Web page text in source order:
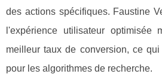
des actions spécifiques. Faustine
l'expérience utilisateur optimisée
meilleur taux de conversion, ce
pour les algorithmes de recherche.